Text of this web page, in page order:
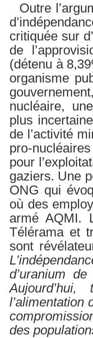
Outre
critiquée sur
de
(détenu à
organisme
nucléaire,
plus
de l’activité
pro-
pour
gaziers. Une
ONG qui
où des
armé AQMI.
Télérama et
sont
d’uranium
l’alimentation
des